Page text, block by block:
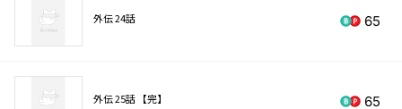
外伝 24話 65
外伝 25話 【完】 65